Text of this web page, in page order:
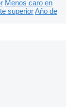
Menos caro en
superiorAño de